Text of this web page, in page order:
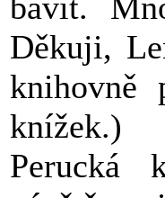
Děkuji,
knihovně
knížek.)
Perucká